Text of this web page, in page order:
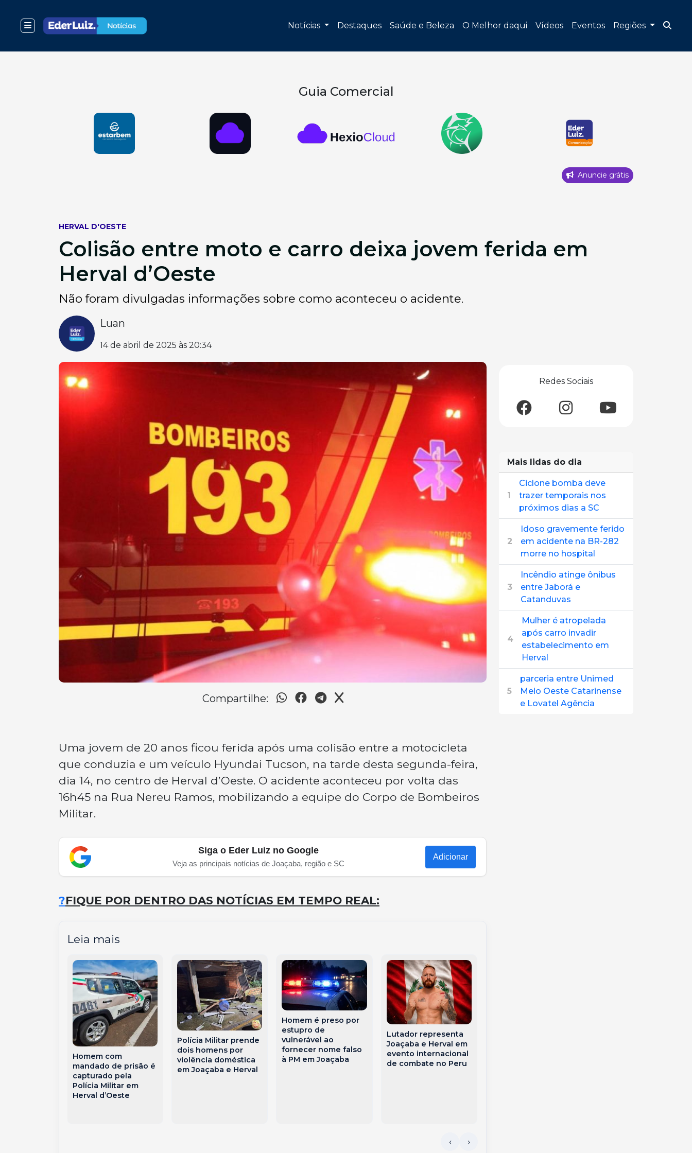
Notícias Destaques Saúde e Beleza O Melhor daqui Vídeos Eventos Regiões
Guia Comercial
Anuncie grátis
HERVAL D'OESTE
Colisão entre moto e carro deixa jovem ferida em
Herval d’Oeste
Não foram divulgadas informações sobre como aconteceu o acidente.
Luan
14 de abril de 2025 às 20:34
Compartilhe:
Uma jovem de 20 anos ficou ferida após uma colisão entre a motocicleta
que conduzia e um veículo Hyundai Tucson, na tarde desta segunda-feira,
dia 14, no centro de Herval d’Oeste. O acidente aconteceu por volta das
16h45 na Rua Nereu Ramos, mobilizando a equipe do Corpo de Bombeiros
Militar.
Siga o Eder Luiz no Google
Veja as principais notícias de Joaçaba, região e SC
Adicionar
?FIQUE POR DENTRO DAS NOTÍCIAS EM TEMPO REAL:
Leia mais
Homem com
mandado de prisão é
capturado pela
Polícia Militar em
Herval d’Oeste
Polícia Militar prende
dois homens por
violência doméstica
em Joaçaba e Herval
Homem é preso por
estupro de
vulnerável ao
fornecer nome falso
à PM em Joaçaba
Lutador representa
Joaçaba e Herval em
evento internacional
de combate no Peru
Redes Sociais
Mais lidas do dia
1
Ciclone bomba deve
trazer temporais nos
próximos dias a SC
2
Idoso gravemente ferido
em acidente na BR-282
morre no hospital
3
Incêndio atinge ônibus
entre Jaborá e
Catanduvas
4
Mulher é atropelada
após carro invadir
estabelecimento em
Herval
5
parceria entre Unimed
Meio Oeste Catarinense
e Lovatel Agência